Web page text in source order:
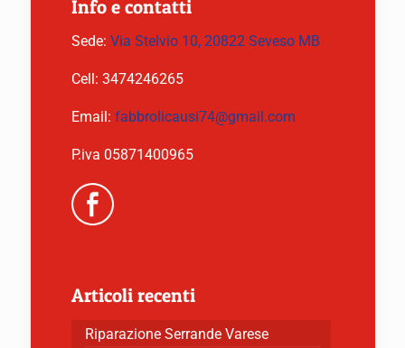
Info e contatti
Sede: Via Stelvio 10, 20822 Seveso MB
Cell: 3474246265
Email: fabbrolicausi74@gmail.com
P.iva 05871400965
Articoli recenti
Riparazione Serrande Varese